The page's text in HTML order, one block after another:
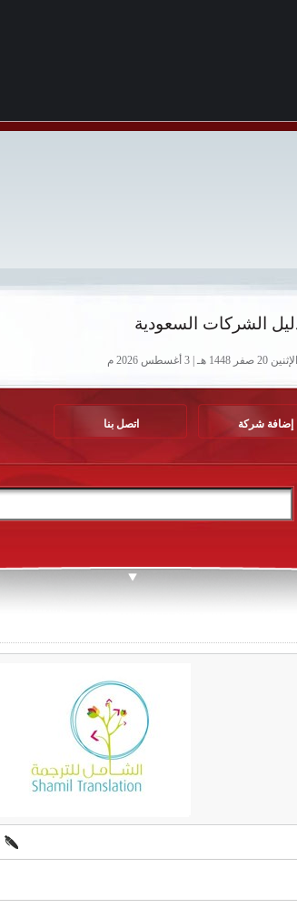
الشركات السعودية
الإثنين 20 صفر 1448 هـ | 3 أغسطس 2026 م
إضافة شركة اتصل بنا